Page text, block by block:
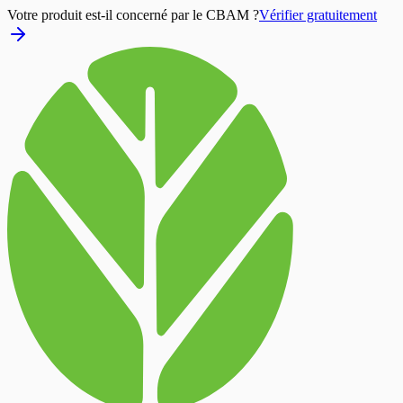
Votre produit est-il concerné par le CBAM ?Vérifier gratuitement